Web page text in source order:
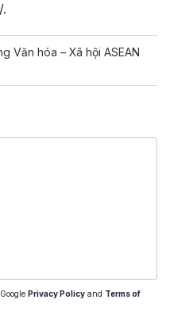
Văn hóa – Xã hội ASEAN
Privacy Policy and Terms of